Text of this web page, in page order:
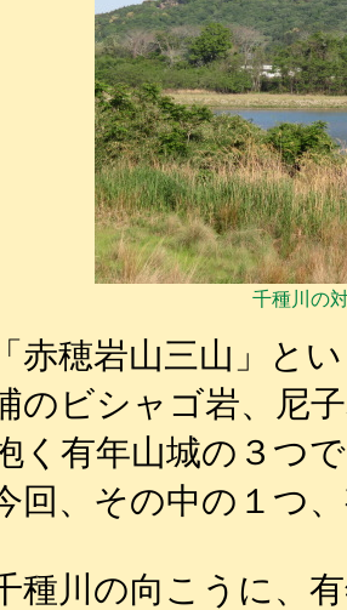
千種川の
赤穂岩山三山」と
のビシャゴ岩、尼
く有年山城の３つ
回、その中の１つ
種川の向こうに、